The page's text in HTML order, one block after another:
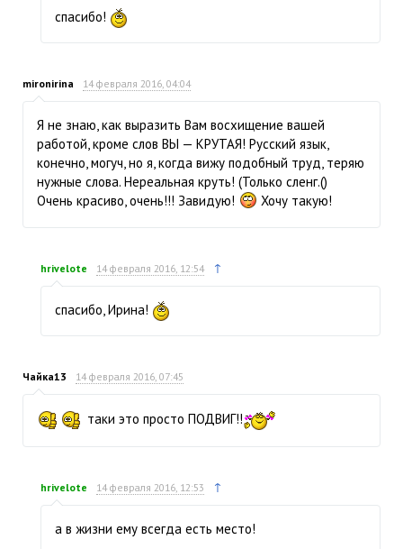
спасибо!
mironirina 14 февраля 2016, 04:04
Я не знаю, как выразить Вам восхищение вашей
работой, кроме слов ВЫ — КРУТАЯ! Русский язык,
конечно, могуч, но я, когда вижу подобный труд, теряю
нужные слова. Нереальная круть! (Только сленг.()
Очень красиво, очень!!! Завидую!
Хочу такую!
hrivelote 14 февраля 2016, 12:54 ↑
спасибо, Ирина!
Чайка13 14 февраля 2016, 07:45
таки это просто ПОДВИГ!!
hrivelote 14 февраля 2016, 12:53 ↑
а в жизни ему всегда есть место!